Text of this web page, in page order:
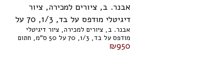
אבנר. ב, ציורים למכירה, ציור
דיגיטלי מודפס על בד, 1/3, 70 על
50 ס"מ, חתום
אבנר. ב, ציורים למכירה, ציור דיגיטלי
מודפס על בד, 1/3, 70 על 50 ס"מ, חתום
₪950